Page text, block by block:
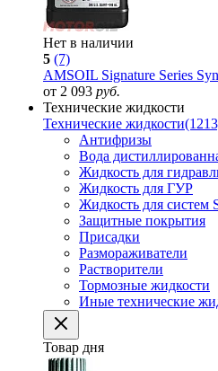
Нет в наличии
5 (7)
AMSOIL Signature Series
от 2 093 руб.
Технические жидкости
Технические жидкости
Антифризы
Вода
Жидкость для
Жидкость для ГУР
Жидкость для систем
Защитные покрытия
Присадки
Размораживатели
Растворители
Тормозные жидкости
Иные технические
Товар дня